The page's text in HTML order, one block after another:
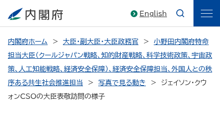
English
内閣府ホーム 大臣・副大臣・大臣政務官
小野田内閣府特命
担当大臣（クールジャパン戦略、知的財産戦略、科学技術政策、宇宙政
策、人工知能戦略、経済安全保障）、経済安全保障担当、外国人との秩
序ある共生社会推進担当
写真で見る動き
ジェイソン・クウ
ォンCSOの大臣表敬訪問の様子